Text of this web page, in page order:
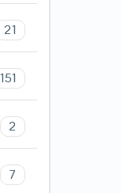
21
151
2
7